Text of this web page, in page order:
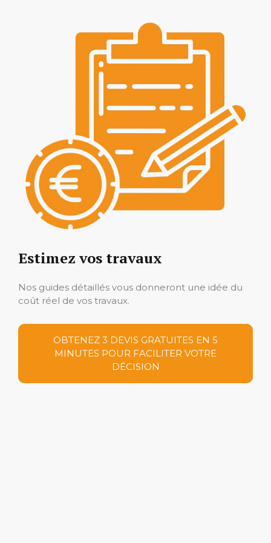
Estimez vos travaux
Nos guides détaillés vous donneront une idée du
coût réel de vos travaux.
OBTENEZ 3 DEVIS GRATUITES EN 5
MINUTES POUR FACILITER VOTRE
DÉCISION